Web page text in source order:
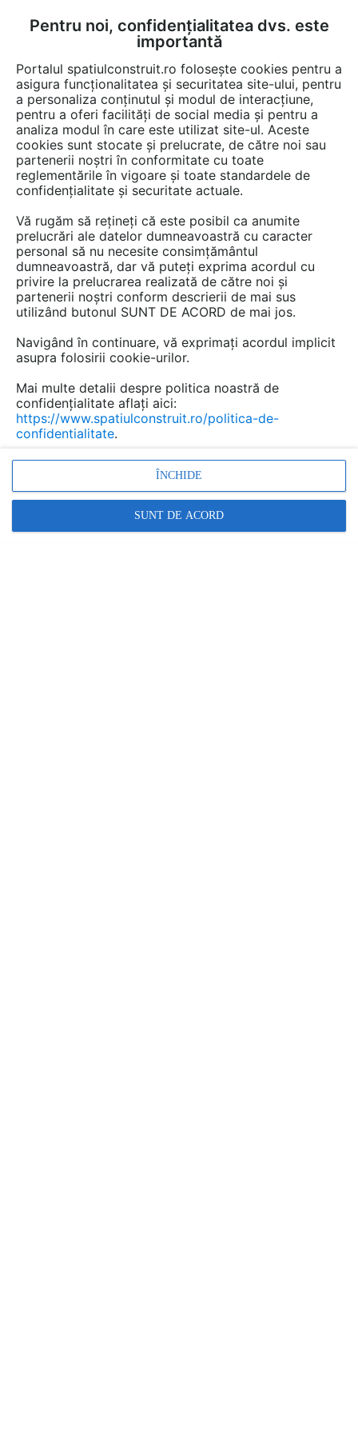
FĂ-ȚI CONT LOGIN
CUM SE FACE
EȘTI AICI: Documentații Instructiuni montaj, utilizare Pardoseli de interior
Solutii pentru montarea placilor
ceramice pe fatade MAPEI
ELASTORAPID, KERAQUICK
Limba: Romana
Salvează pdf
Pentru noi, confidențialitatea dvs. este
importantă
Portalul spatiulconstruit.ro folosește cookies pentru a
asigura funcționalitatea și securitatea site-ului, pentru
a personaliza conținutul și modul de interacțiune,
pentru a oferi facilități de social media și pentru a
analiza modul în care este utilizat site-ul. Aceste
cookies sunt stocate și prelucrate, de către noi sau
partenerii noștri în conformitate cu toate
reglementările în vigoare și toate standardele de
confidențialitate și securitate actuale.
Vă rugăm să rețineți că este posibil ca anumite
prelucrări ale datelor dumneavoastră cu caracter
personal să nu necesite consimțământul
dumneavoastră, dar vă puteți exprima acordul cu
privire la prelucrarea realizată de către noi și
partenerii noștri conform descrierii de mai sus
utilizând butonul SUNT DE ACORD de mai jos.
Navigând în continuare, vă exprimați acordul implicit
asupra folosirii cookie-urilor.
Mai multe detalii despre politica noastră de
confidențialitate aflați aici:
https://www.spatiulconstruit.ro/politica-de-
confidentialitate.
ÎNCHIDE
SUNT DE ACORD